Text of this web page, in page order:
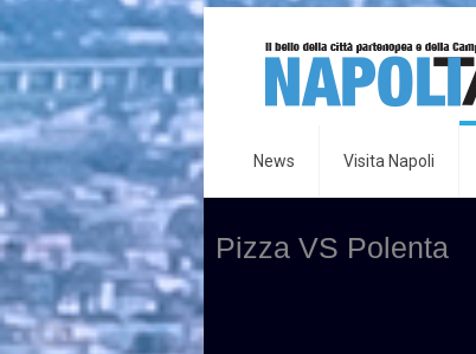
News Visita Napoli
Pizza VS Polenta